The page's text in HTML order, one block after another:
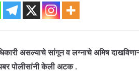
असल्याचे सांगून व लग्नाचे अमिष
पोलीसांनी केली अटक .